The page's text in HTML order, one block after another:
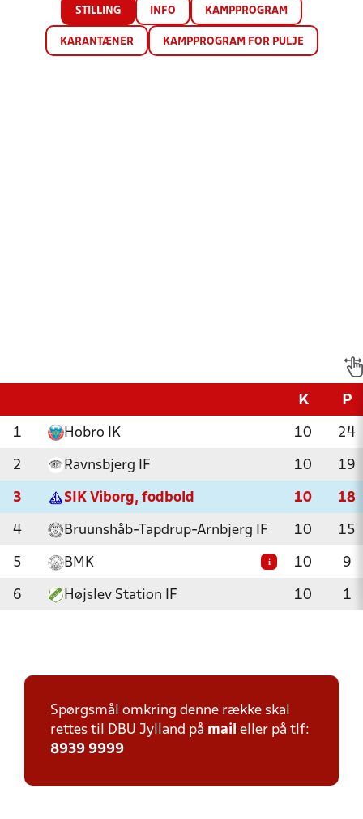
STILLING INFO KAMPPROGRAM
KARANTÆNER KAMPPROGRAM FOR PULJE
K P
1 Hobro IK 10 24
2 Ravnsbjerg IF 10 19
3 SIK Viborg, fodbold 10 18
4 Bruunshåb-Tapdrup-Arnbjerg IF 10 15
5 BMK i 10 9
6 Højslev Station IF 10 1
Spørgsmål omkring denne række skal
rettes til DBU Jylland på mail eller på tlf:
8939 9999